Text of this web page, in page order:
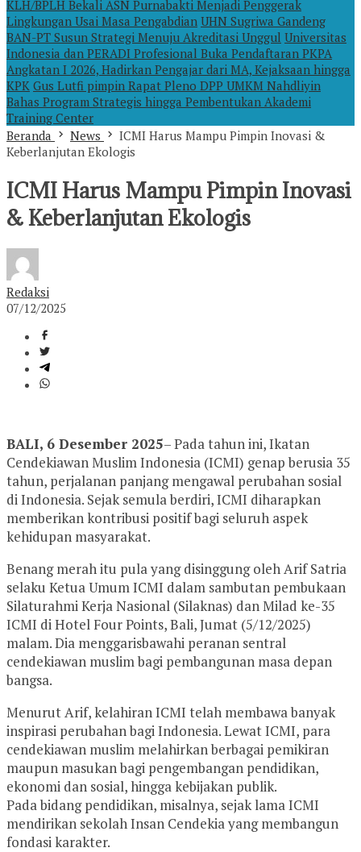
KLH/BPLH Bekali ASN Purnabakti Menjadi Penggerak
Lingkungan Usai Masa Pengabdian UHN Sugriwa Gandeng
BAN-PT Susun Strategi Menuju Akreditasi Unggul Universitas
Indonesia dan PERADI Profesional Buka Pendaftaran PKPA
Angkatan I 2026, Hadirkan Pengajar dari MA, Kejaksaan hingga
KPK Gus Lutfi pimpin Rapat Pleno DPP UMKM Nahdliyin
Bahas Program Strategis hingga Pembentukan Akademi
Training Center
Beranda
News
ICMI Harus Mampu Pimpin Inovasi &
Keberlanjutan Ekologis
ICMI Harus Mampu Pimpin Inovasi
& Keberlanjutan Ekologis
Redaksi
07/12/2025
BALI, 6 Desember 2025– Pada tahun ini, Ikatan
Cendekiawan Muslim Indonesia (ICMI) genap berusia 35
tahun, perjalanan panjang mengawal perubahan sosial
di Indonesia. Sejak semula berdiri, ICMI diharapkan
memberikan kontribusi positif bagi seluruh aspek
kehidupan masyarakat.
Benang merah itu pula yang disinggung oleh Arif Satria
selaku Ketua Umum ICMI dalam sambutan pembukaan
Silaturahmi Kerja Nasional (Silaknas) dan Milad ke-35
ICMI di Hotel Four Points, Bali, Jumat (5/12/2025)
malam. Dia menggarisbawahi peranan sentral
cendekiawan muslim bagi pembangunan masa depan
bangsa.
Menurut Arif, kelahiran ICMI telah membawa banyak
inspirasi perubahan bagi Indonesia. Lewat ICMI, para
cendekiawan muslim melahirkan berbagai pemikiran
maupun masukan bagi pengembangan pendidikan,
ekonomi dan sosial, hingga kebijakan publik.
Pada bidang pendidikan, misalnya, sejak lama ICMI
mendirikan sekolah Insan Cendekia yang membangun
fondasi karakter.